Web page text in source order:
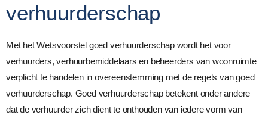
verhuurderschap
Met het Wetsvoorstel goed verhuurderschap wordt het voor
verhuurders, verhuurbemiddelaars en beheerders van woonruimte
verplicht te handelen in overeenstemming met de regels van goed
verhuurderschap. Goed verhuurderschap betekent onder andere
dat de verhuurder zich dient te onthouden van iedere vorm van